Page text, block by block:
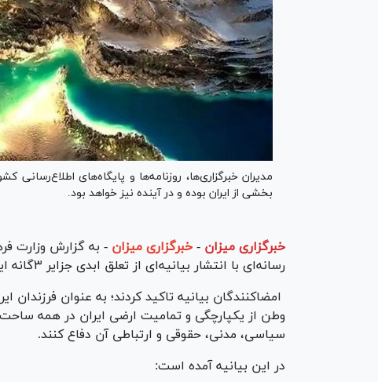
مدیران خبرگزاری‌ها، روزنامه‌ها و پایگاه‌های اطلاع‌رسانی
بخشی از ایران بوده و در آینده نیز خواهد بود.
خبرگزاری میزان - خبرگزاری میزان
رسانه‌ای با انتشار بیانیه‌ای از تعلق ابدی جزایر ۳‌گانه ایرانی به سرزمین کهن و دیرین ایران حمایت کردند.
امضاکنندگان بیانیه تاکید کردند؛ به عنوان فرزندان
وطن از یکپارچگی و تمامیت ارضی ایران در همه
سیاسی، مدنی، حقوقی و ارتباطی آن دفاع کنند.
در این بیانیه آمده است: